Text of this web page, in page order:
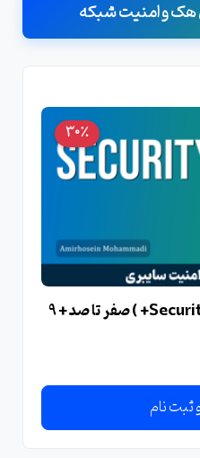
و امنیت شبکه
30٪
آموزش سکیوریتی پلاس ( Security+ ) صفر تا صد + 9
نام